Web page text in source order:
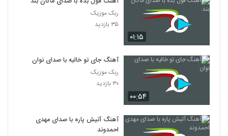
۰۱:۱۵
ربک موزیک
۳۵ بازدید
۰۰:۵۴
آهنگ جای تو خالیه با صدای نوان
ربک موزیک
۳۰ بازدید
آهنگ آتیش پاره با صدای مهدی
احمدوند